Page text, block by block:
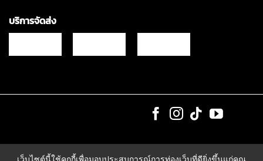
บริการจัดส่ง
เว็บไซต์นี้ใช้คุกกี้เพื่อมอบประสบการณ์การท่องเว็บที่ดียิ่งขึ้นแก่คุณ